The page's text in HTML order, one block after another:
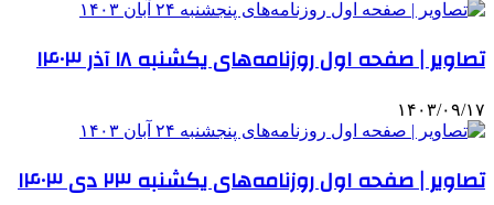
تصاویر | صفحه اول روزنامه‌های یکشنبه ۱۸ آذر ۱۴۰۳
۱۴۰۳/۰۹/۱۷
تصاویر | صفحه اول روزنامه‌های یکشنبه ۲۳ دی ۱۴۰۳